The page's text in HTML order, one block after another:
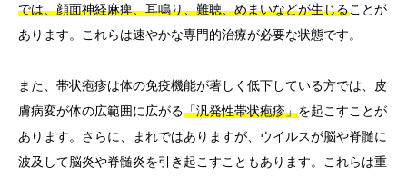
では、顔面神経麻痺、耳鳴り、難聴、めまいなどが生じることが
あります。これらは速やかな専門的治療が必要な状態です。
また、帯状疱疹は体の免疫機能が著しく低下している方では、皮
膚病変が体の広範囲に広がる「汎発性帯状疱疹」を起こすことが
あります。さらに、まれではありますが、ウイルスが脳や脊髄に
波及して脳炎や脊髄炎を引き起こすこともあります。これらは重